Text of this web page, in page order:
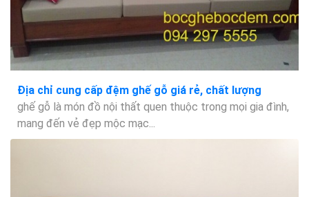
Địa chỉ cung cấp đệm ghế gỗ giá rẻ, chất lượng
ghế gỗ là món đồ nội thất quen thuộc trong mọi gia đình,
mang đến vẻ đẹp mộc mạc...